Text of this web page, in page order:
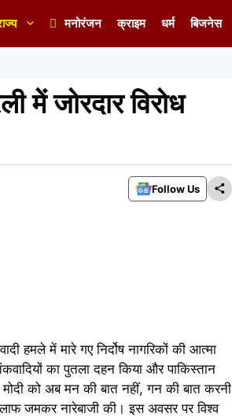
मनोरंजन क्राइम धर्म बिजनेस
में जोरदार विरोध
Follow Us
हमले में मारे गए निर्दोष नागरिकों की आत्मा
का पुतला दहन किया और पाकिस्तान
को अब मन की बात नहीं, गन की बात करनी
जमकर नारेबाजी की। इस अवसर पर विश्व